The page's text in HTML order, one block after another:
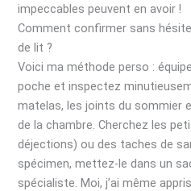
impeccables peuvent en avoir !
Comment confirmer sans
de lit ?
Voici ma méthode perso :
poche et inspectez
matelas, les joints du sommier
de la chambre. Cherchez les
déjections) ou des taches de
spécimen, mettez-le dans un
spécialiste. Moi, j’ai même